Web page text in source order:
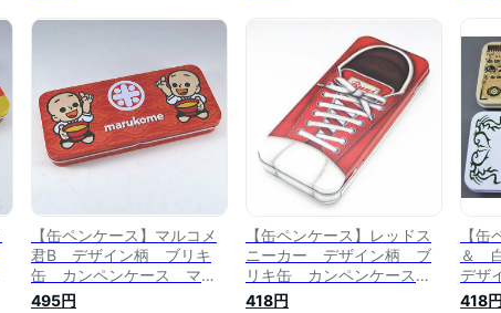
【缶ペンケース】マルコメ
君B デザイン柄 ブリキ
缶 カンペンケース マル
コメ味噌承認
495円
【缶ペンケース】レッドス
ニーカー デザイン柄 ブ
リキ缶 カンペンケース 4
面が靴のデザイン
418円
【
＆
デザ
ンペ
418円